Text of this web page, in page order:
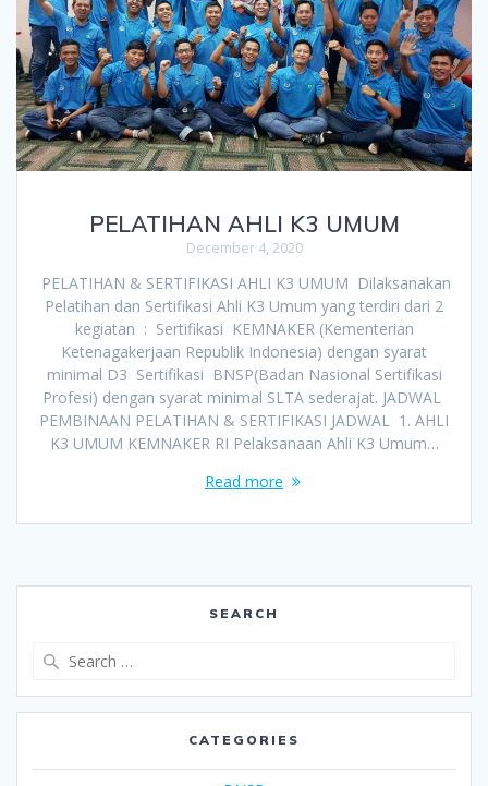
PELATIHAN AHLI K3 UMUM
December 4, 2020
PELATIHAN & SERTIFIKASI AHLI K3 UMUM Dilaksanakan
Pelatihan dan Sertifikasi Ahli K3 Umum yang terdiri dari 2
kegiatan : Sertifikasi KEMNAKER (Kementerian
Ketenagakerjaan Republik Indonesia) dengan syarat
minimal D3 Sertifikasi BNSP(Badan Nasional Sertifikasi
Profesi) dengan syarat minimal SLTA sederajat. JADWAL
PEMBINAAN PELATIHAN & SERTIFIKASI JADWAL 1. AHLI
K3 UMUM KEMNAKER RI Pelaksanaan Ahli K3 Umum…
Read more
SEARCH
CATEGORIES